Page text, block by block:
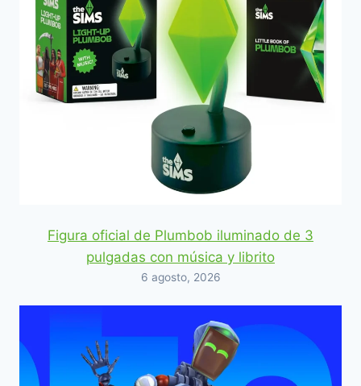
Figura oficial de Plumbob iluminado de 3
pulgadas con música y librito
6 agosto, 2026